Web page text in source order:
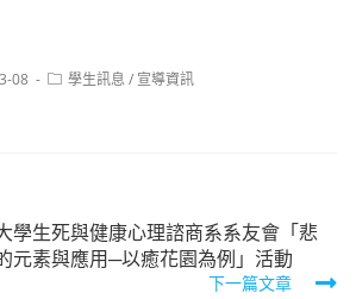
08
Post學生訊息 / 宣導資訊
學生死與健康心理諮商系系友會「悲
元素與應用─以癒花園為例」活動
下一篇文章